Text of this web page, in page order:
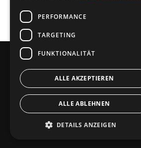
EPS-VERPACKUNGEN VON
SEO AGENTUR STUTTGART:
PERFORMANCE
TARGETING
FUNKTIONALITÄT
ALLE AKZEPTIEREN
ALLE ABLEHNEN
DETAILS ANZEIGEN